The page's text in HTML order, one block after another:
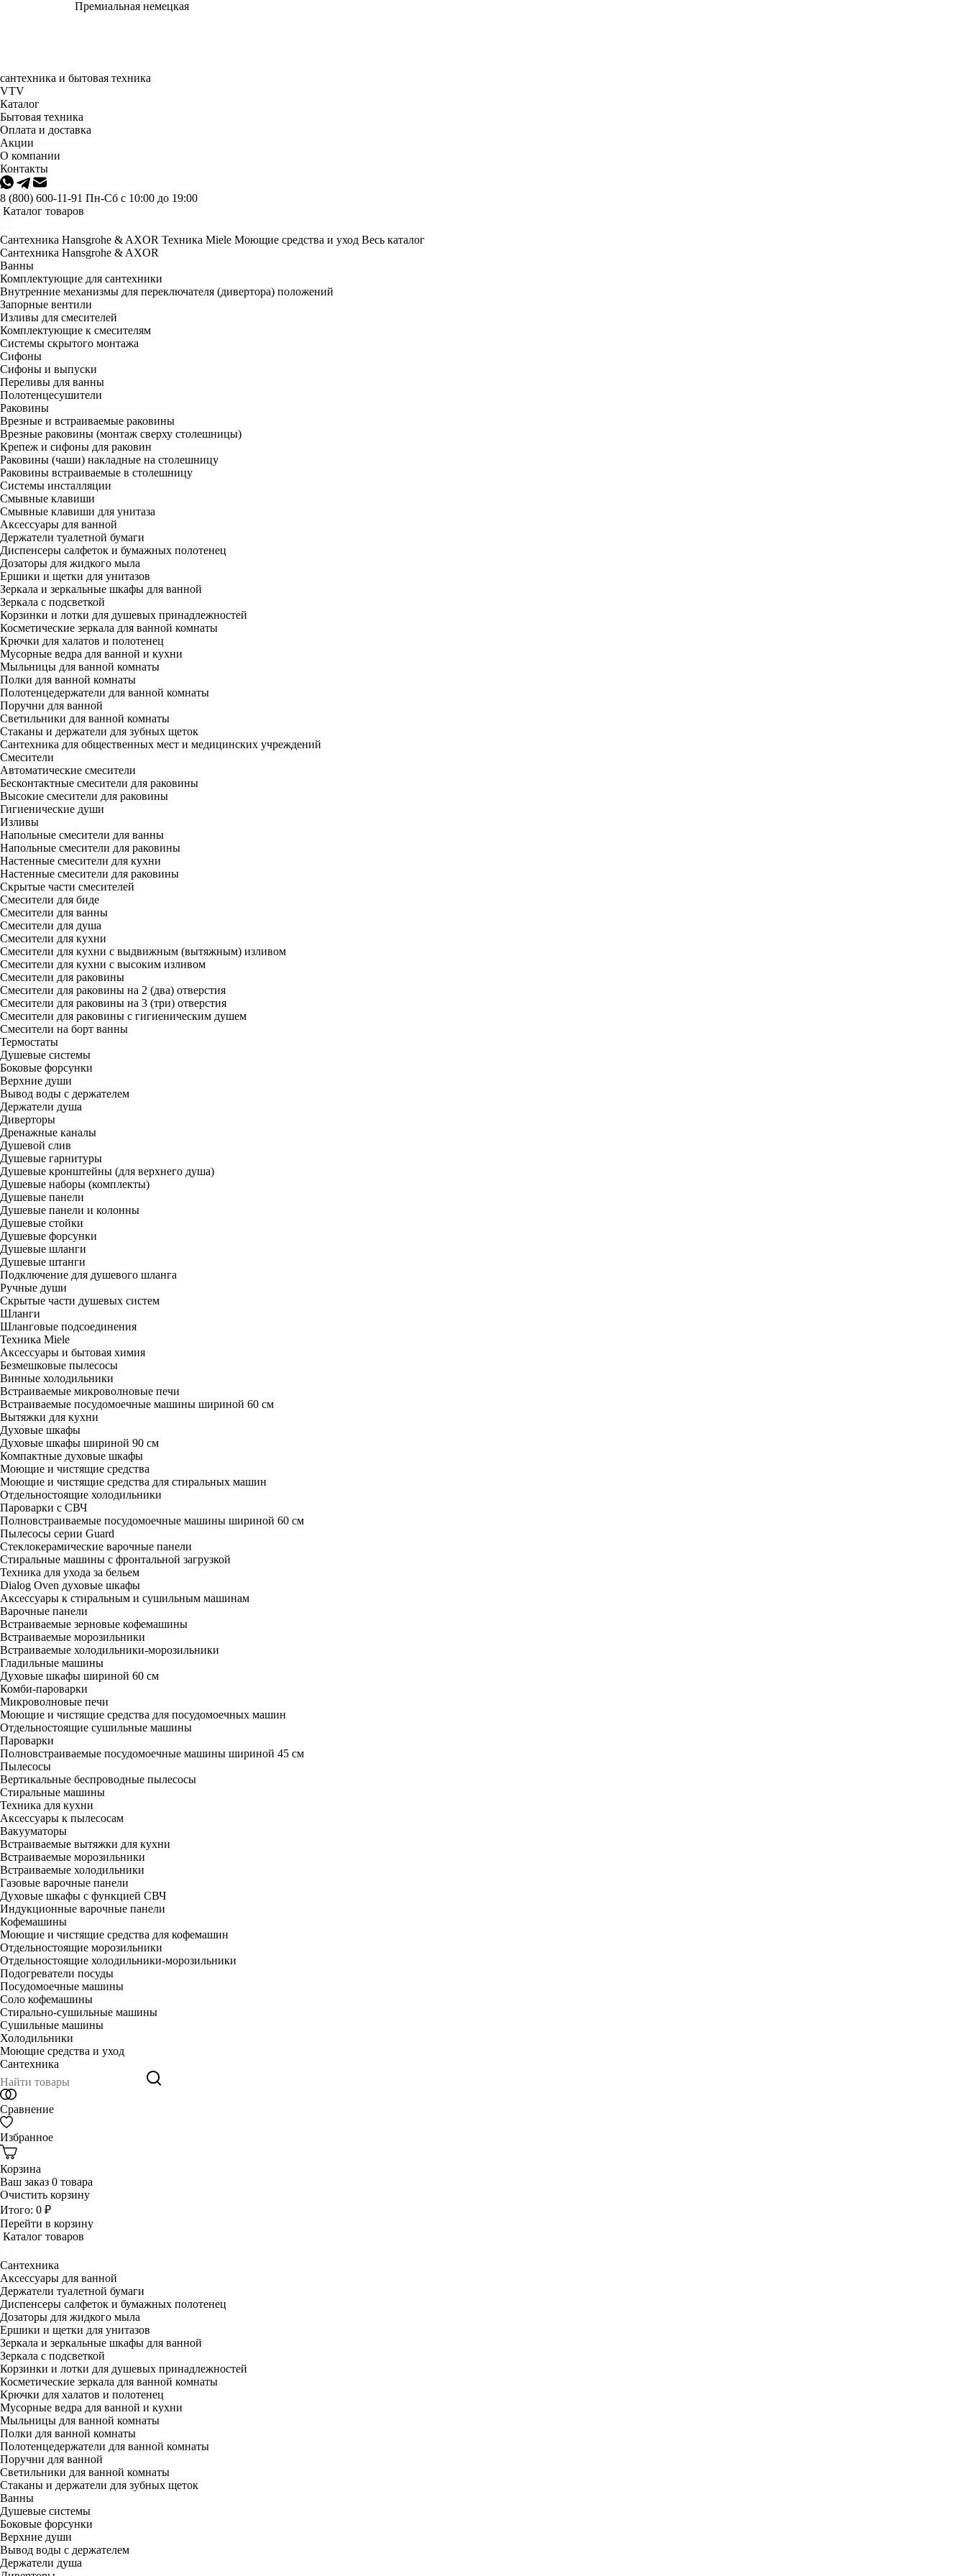
Премиальная немецкая
сантехника и бытовая техника
VTV
Каталог
Бытовая техника
Оплата и доставка
Акции
О компании
Контакты
8 (800) 600-11-91 Пн-Сб с 10:00 до 19:00
Каталог товаров
Сантехника Hansgrohe & AXOR Техника Miele Моющие средства и уход Весь каталог
Сантехника Hansgrohe & AXOR
Ванны
Комплектующие для сантехники
Внутренние механизмы для переключателя (дивертора) положений
Запорные вентили
Изливы для смесителей
Комплектующие к смесителям
Системы скрытого монтажа
Сифоны
Сифоны и выпуски
Переливы для ванны
Полотенцесушители
Раковины
Врезные и встраиваемые раковины
Врезные раковины (монтаж сверху столешницы)
Крепеж и сифоны для раковин
Раковины (чаши) накладные на столешницу
Раковины встраиваемые в столешницу
Системы инсталляции
Смывные клавиши
Смывные клавиши для унитаза
Аксессуары для ванной
Держатели туалетной бумаги
Диспенсеры салфеток и бумажных полотенец
Дозаторы для жидкого мыла
Ершики и щетки для унитазов
Зеркала и зеркальные шкафы для ванной
Зеркала с подсветкой
Корзинки и лотки для душевых принадлежностей
Косметические зеркала для ванной комнаты
Крючки для халатов и полотенец
Мусорные ведра для ванной и кухни
Мыльницы для ванной комнаты
Полки для ванной комнаты
Полотенцедержатели для ванной комнаты
Поручни для ванной
Светильники для ванной комнаты
Стаканы и держатели для зубных щеток
Сантехника для общественных мест и медицинских учреждений
Смесители
Автоматические смесители
Бесконтактные смесители для раковины
Высокие смесители для раковины
Гигиенические души
Изливы
Напольные смесители для ванны
Напольные смесители для раковины
Настенные смесители для кухни
Настенные смесители для раковины
Скрытые части смесителей
Смесители для биде
Смесители для ванны
Смесители для душа
Смесители для кухни
Смесители для кухни с выдвижным (вытяжным) изливом
Смесители для кухни с высоким изливом
Смесители для раковины
Смесители для раковины на 2 (два) отверстия
Смесители для раковины на 3 (три) отверстия
Смесители для раковины с гигиеническим душем
Смесители на борт ванны
Термостаты
Душевые системы
Боковые форсунки
Верхние души
Вывод воды с держателем
Держатели душа
Диверторы
Дренажные каналы
Душевой слив
Душевые гарнитуры
Душевые кронштейны (для верхнего душа)
Душевые наборы (комплекты)
Душевые панели
Душевые панели и колонны
Душевые стойки
Душевые форсунки
Душевые шланги
Душевые штанги
Подключение для душевого шланга
Ручные души
Скрытые части душевых систем
Шланги
Шланговые подсоединения
Техника Miele
Аксессуары и бытовая химия
Безмешковые пылесосы
Винные холодильники
Встраиваемые микроволновые печи
Встраиваемые посудомоечные машины шириной 60 см
Вытяжки для кухни
Духовые шкафы
Духовые шкафы шириной 90 см
Компактные духовые шкафы
Моющие и чистящие средства
Моющие и чистящие средства для стиральных машин
Отдельностоящие холодильники
Пароварки с СВЧ
Полновстраиваемые посудомоечные машины шириной 60 см
Пылесосы серии Guard
Стеклокерамические варочные панели
Стиральные машины с фронтальной загрузкой
Техника для ухода за бельем
Dialog Oven духовые шкафы
Аксессуары к стиральным и сушильным машинам
Варочные панели
Встраиваемые зерновые кофемашины
Встраиваемые морозильники
Встраиваемые холодильники-морозильники
Гладильные машины
Духовые шкафы шириной 60 см
Комби-пароварки
Микроволновые печи
Моющие и чистящие средства для посудомоечных машин
Отдельностоящие сушильные машины
Пароварки
Полновстраиваемые посудомоечные машины шириной 45 см
Пылесосы
Вертикальные беспроводные пылесосы
Стиральные машины
Техника для кухни
Аксессуары к пылесосам
Вакууматоры
Встраиваемые вытяжки для кухни
Встраиваемые морозильники
Встраиваемые холодильники
Газовые варочные панели
Духовые шкафы с функцией СВЧ
Индукционные варочные панели
Кофемашины
Моющие и чистящие средства для кофемашин
Отдельностоящие морозильники
Отдельностоящие холодильники-морозильники
Подогреватели посуды
Посудомоечные машины
Соло кофемашины
Стирально-сушильные машины
Сушильные машины
Холодильники
Моющие средства и уход
Сантехника
Сравнение
Избранное
Корзина
Ваш заказ 0 товара
Очистить корзину
Итого: 0 ₽
Перейти в корзину
Каталог товаров
Сантехника
Аксессуары для ванной
Держатели туалетной бумаги
Диспенсеры салфеток и бумажных полотенец
Дозаторы для жидкого мыла
Ершики и щетки для унитазов
Зеркала и зеркальные шкафы для ванной
Зеркала с подсветкой
Корзинки и лотки для душевых принадлежностей
Косметические зеркала для ванной комнаты
Крючки для халатов и полотенец
Мусорные ведра для ванной и кухни
Мыльницы для ванной комнаты
Полки для ванной комнаты
Полотенцедержатели для ванной комнаты
Поручни для ванной
Светильники для ванной комнаты
Стаканы и держатели для зубных щеток
Ванны
Душевые системы
Боковые форсунки
Верхние души
Вывод воды с держателем
Держатели душа